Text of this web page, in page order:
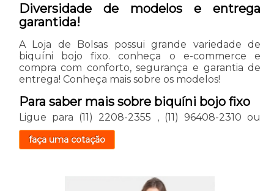
Diversidade de modelos e entrega
garantida!
A Loja de Bolsas possui grande variedade de
biquíni bojo fixo. conheça o e-commerce e
compra com conforto, segurança e garantia de
entrega! Conheça mais sobre os modelos!
Para saber mais sobre biquíni bojo fixo
Ligue para (11) 2208-2355 , (11) 96408-2310 ou
faça uma cotação